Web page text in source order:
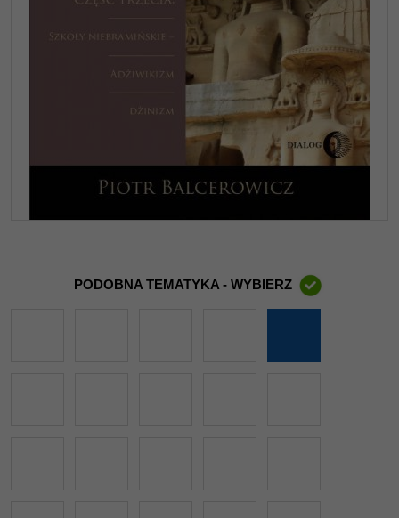
PODOBNA TEMATYKA - WYBIERZ